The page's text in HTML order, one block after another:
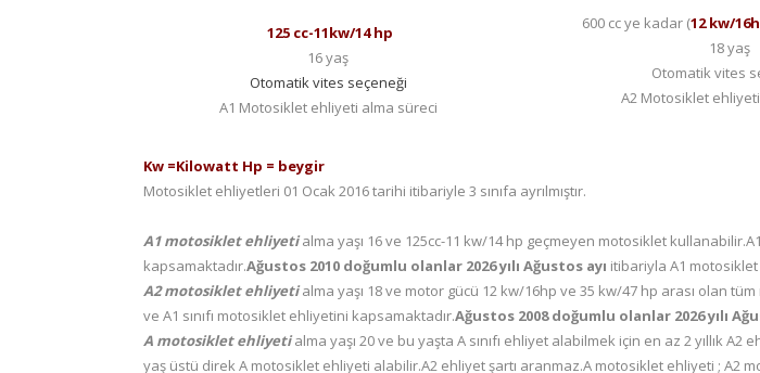
125 cc-11kw/14 hp
16 yaş
Otomatik vites seçeneği
A1 Motosiklet ehliyeti alma süreci
600 cc ye kadar (12 kw/
18 yaş
Otomatik vites
A2 Motosiklet
Kw =Kilowatt Hp = beygir
Motosiklet ehliyetleri 01 Ocak 2016 tarihi itibariyle 3 sınıfa ayrılmıştır.
A1 motosiklet ehliyetialma yaşı 16 ve 125cc-11 kw/14 hp geçmeyen motosiklet
kapsamaktadır.Ağustos 2010 doğumlu olanlar 2026 yılı Ağustos ayı itibariyla A1
A2 motosiklet ehliyetialma yaşı 18 ve motor gücü 12 kw/16hp ve 35 kw/47 hp arası olan
ve A1 sınıfı motosiklet ehliyetini kapsamaktadır.Ağustos 2008 doğumlu olanlar 2026 yılı
A motosiklet ehliyeti alma yaşı 20 ve bu yaşta A sınıfı ehliyet alabilmek için en az 2 yıllık
yaş üstü direk A motosiklet ehliyeti alabilir.A2 ehliyet şartı aranmaz.A motosiklet ehliyeti ; A2